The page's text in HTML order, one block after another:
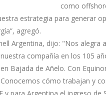
como
estrategia para generar
agregó.
Argentina, dijo: "Nos
compañía en los 105
Bajada de Añelo. Con
cómo trabajan y